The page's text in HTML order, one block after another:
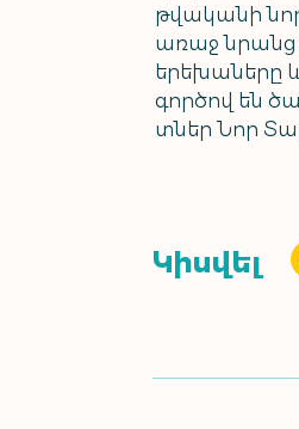
թվականի
առաջ նրանց
երեխաները
գործով են
տներ Նոր
Կիսվել